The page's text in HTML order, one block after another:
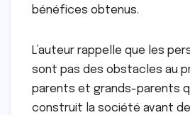
bénéfices obtenus.
L’auteur rappelle que les
sont pas des obstacles au
parents et grands-parents
construit la société avant